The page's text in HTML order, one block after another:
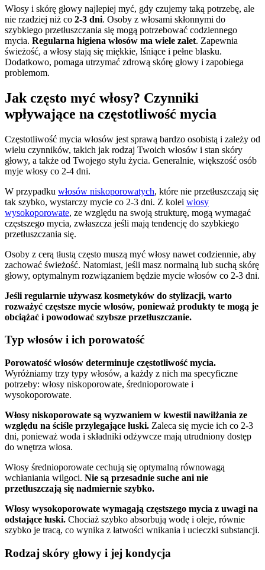
Włosy i skórę głowy najlepiej myć, gdy czujemy taką potrzebę, ale
nie rzadziej niż co 2-3 dni. Osoby z włosami skłonnymi do
szybkiego przetłuszczania się mogą potrzebować codziennego
mycia. Regularna higiena włosów ma wiele zalet. Zapewnia
świeżość, a włosy stają się miękkie, lśniące i pełne blasku.
Dodatkowo, pomaga utrzymać zdrową skórę głowy i zapobiega
problemom.
Jak często myć włosy? Czynniki
wpływające na częstotliwość mycia
Częstotliwość mycia włosów jest sprawą bardzo osobistą i zależy od
wielu czynników, takich jak rodzaj Twoich włosów i stan skóry
głowy, a także od Twojego stylu życia. Generalnie, większość osób
myje włosy co 2-4 dni.
W przypadku włosów niskoporowatych, które nie przetłuszczają się
tak szybko, wystarczy mycie co 2-3 dni. Z kolei włosy
wysokoporowate, ze względu na swoją strukturę, mogą wymagać
częstszego mycia, zwłaszcza jeśli mają tendencję do szybkiego
przetłuszczania się.
Osoby z cerą tłustą często muszą myć włosy nawet codziennie, aby
zachować świeżość. Natomiast, jeśli masz normalną lub suchą skórę
głowy, optymalnym rozwiązaniem będzie mycie włosów co 2-3 dni.
Jeśli regularnie używasz kosmetyków do stylizacji, warto
rozważyć częstsze mycie włosów, ponieważ produkty te mogą je
obciążać i powodować szybsze przetłuszczanie.
Typ włosów i ich porowatość
Porowatość włosów determinuje częstotliwość mycia.
Wyróżniamy trzy typy włosów, a każdy z nich ma specyficzne
potrzeby: włosy niskoporowate, średnioporowate i
wysokoporowate.
Włosy niskoporowate są wyzwaniem w kwestii nawilżania ze
względu na ściśle przylegające łuski. Zaleca się mycie ich co 2-3
dni, ponieważ woda i składniki odżywcze mają utrudniony dostęp
do wnętrza włosa.
Włosy średnioporowate cechują się optymalną równowagą
wchłaniania wilgoci. Nie są przesadnie suche ani nie
przetłuszczają się nadmiernie szybko.
Włosy wysokoporowate wymagają częstszego mycia z uwagi na
odstające łuski. Chociaż szybko absorbują wodę i oleje, równie
szybko je tracą, co wynika z łatwości wnikania i ucieczki substancji.
Rodzaj skóry głowy i jej kondycja